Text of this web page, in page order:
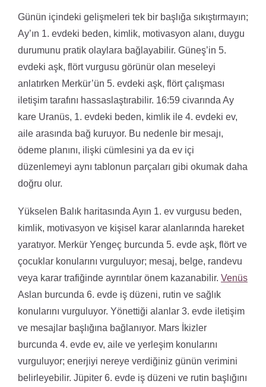
Günün içindeki gelişmeleri tek bir başlığa sıkıştırmayın;
Ay’ın 1. evdeki beden, kimlik, motivasyon alanı, duygu
durumunu pratik olaylara bağlayabilir. Güneş’in 5.
evdeki aşk, flört vurgusu görünür olan meseleyi
anlatırken Merkür’ün 5. evdeki aşk, flört çalışması
iletişim tarafını hassaslaştırabilir. 16:59 civarında Ay
kare Uranüs, 1. evdeki beden, kimlik ile 4. evdeki ev,
aile arasında bağ kuruyor. Bu nedenle bir mesajı,
ödeme planını, ilişki cümlesini ya da ev içi
düzenlemeyi aynı tablonun parçaları gibi okumak daha
doğru olur.
Yükselen Balık haritasında Ayın 1. ev vurgusu beden,
kimlik, motivasyon ve kişisel karar alanlarında hareket
yaratıyor. Merkür Yengeç burcunda 5. evde aşk, flört ve
çocuklar konularını vurguluyor; mesaj, belge, randevu
veya karar trafiğinde ayrıntılar önem kazanabilir. Venüs
Aslan burcunda 6. evde iş düzeni, rutin ve sağlık
konularını vurguluyor. Yönettiği alanlar 3. evde iletişim
ve mesajlar başlığına bağlanıyor. Mars İkizler
burcunda 4. evde ev, aile ve yerleşim konularını
vurguluyor; enerjiyi nereye verdiğiniz günün verimini
belirleyebilir. Jüpiter 6. evde iş düzeni ve rutin başlığını